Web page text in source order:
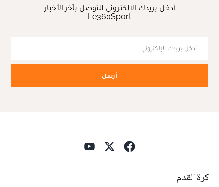
أدخل بريدك الإلكتروني للتوصل بآخر الأخبار
Le360Sport
أرسل
كرة القدم